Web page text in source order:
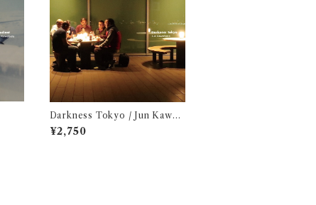
Darkness Tokyo / Jun Kawab
ata
¥2,750